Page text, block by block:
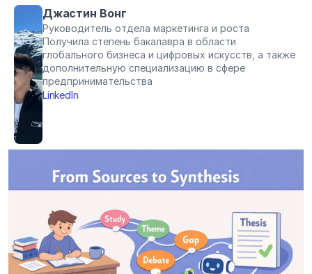
Джастин Вонг
Руководитель отдела маркетинга и роста
Получила степень бакалавра в области
глобального бизнеса и цифровых искусств, а также
дополнительную специализацию в сфере
предпринимательства
LinkedIn